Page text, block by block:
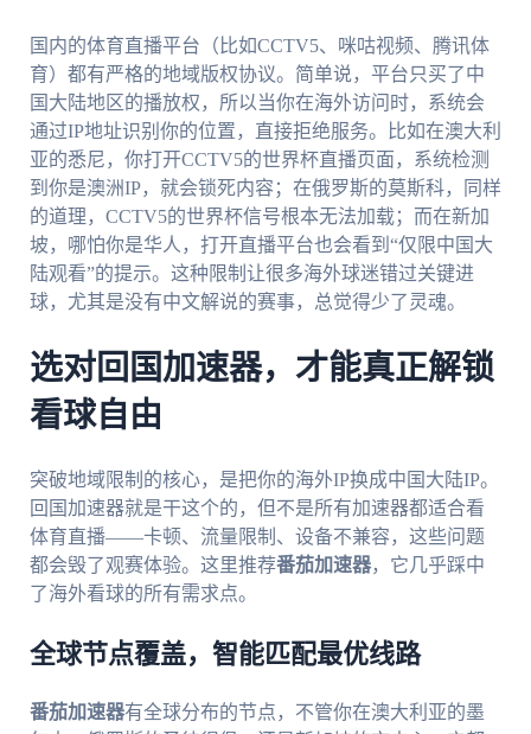
国内的体育直播平台（比如CCTV5、咪咕视频、腾讯体
育）都有严格的地域版权协议。简单说，平台只买了中
国大陆地区的播放权，所以当你在海外访问时，系统会
通过IP地址识别你的位置，直接拒绝服务。比如在澳大利
亚的悉尼，你打开CCTV5的世界杯直播页面，系统检测
到你是澳洲IP，就会锁死内容；在俄罗斯的莫斯科，同样
的道理，CCTV5的世界杯信号根本无法加载；而在新加
坡，哪怕你是华人，打开直播平台也会看到“仅限中国大
陆观看”的提示。这种限制让很多海外球迷错过关键进
球，尤其是没有中文解说的赛事，总觉得少了灵魂。
选对回国加速器，才能真正解锁
看球自由
突破地域限制的核心，是把你的海外IP换成中国大陆IP。
回国加速器就是干这个的，但不是所有加速器都适合看
体育直播——卡顿、流量限制、设备不兼容，这些问题
都会毁了观赛体验。这里推荐番茄加速器，它几乎踩中
了海外看球的所有需求点。
全球节点覆盖，智能匹配最优线路
番茄加速器有全球分布的节点，不管你在澳大利亚的墨